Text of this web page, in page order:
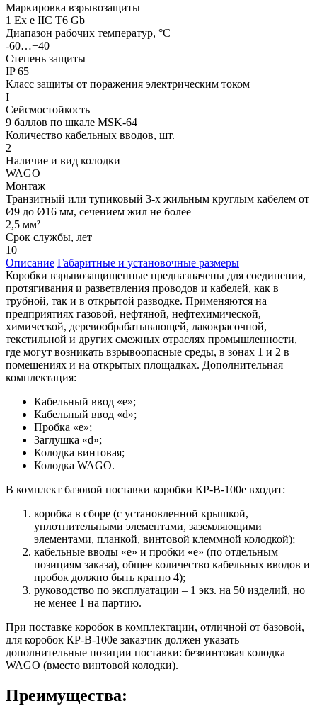
Маркировка взрывозащиты
1 Ex e IIC T6 Gb
Диапазон рабочих температур, °С
-60…+40
Степень защиты
IP 65
Класс защиты от поражения электрическим током
I
Сейсмостойкость
9 баллов по шкале МSK-64
Количество кабельных вводов, шт.
2
Наличие и вид колодки
WAGO
Монтаж
Транзитный или тупиковый 3-х жильным круглым кабелем от
Ø9 до Ø16 мм, сечением жил не более
2,5 мм²
Срок службы, лет
10
Описание Габаритные и установочные размеры
Коробки взрывозащищенные предназначены для соединения,
протягивания и разветвления проводов и кабелей, как в
трубной, так и в открытой разводке. Применяются на
предприятиях газовой, нефтяной, нефтехимической,
химической, деревообрабатывающей, лакокрасочной,
текстильной и других смежных отраслях промышленности,
где могут возникать взрывоопасные среды, в зонах 1 и 2 в
помещениях и на открытых площадках. Дополнительная
комплектация:
Кабельный ввод «е»;
Кабельный ввод «d»;
Пробка «е»;
Заглушка «d»;
Колодка винтовая;
Колодка WAGO.
В комплект базовой поставки коробки КР-В-100е входит:
коробка в сборе (с установленной крышкой,
уплотнительными элементами, заземляющими
элементами, планкой, винтовой клеммной колодкой);
кабельные вводы «е» и пробки «е» (по отдельным
позициям заказа), общее количество кабельных вводов и
пробок должно быть кратно 4);
руководство по эксплуатации – 1 экз. на 50 изделий, но
не менее 1 на партию.
При поставке коробок в комплектации, отличной от базовой,
для коробок КР-В-100е заказчик должен указать
дополнительные позиции поставки: безвинтовая колодка
WAGO (вместо винтовой колодки).
Преимущества: